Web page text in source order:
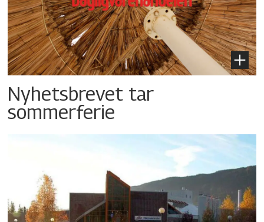
Nyhetsbrevet tar
sommerferie